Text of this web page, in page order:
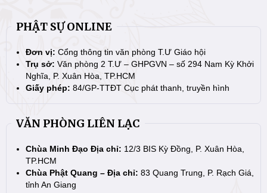
PHẬT SỰ ONLINE
Đơn vị: Cổng thông tin văn phòng T.Ư Giáo hội
Trụ sở: Văn phòng 2 T.Ư – GHPGVN – số 294 Nam Kỳ Khởi
Nghĩa, P. Xuân Hòa, TP.HCM
Giấy phép: 84/GP-TTĐT Cục phát thanh, truyền hình
VĂN PHÒNG LIÊN LẠC
Chùa Minh Đạo Địa chỉ: 12/3 BIS Kỳ Đồng, P. Xuân Hòa,
TP.HCM
Chùa Phật Quang – Địa chỉ: 83 Quang Trung, P. Rạch Giá,
tỉnh An Giang